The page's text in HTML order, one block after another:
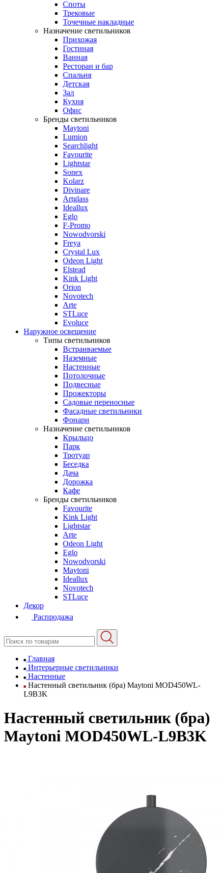
Споты
Трековые
Точечные накладные
Назначение светильников
Прихожая
Гостиная
Ванная
Ресторан и бар
Спальня
Детская
Зал
Кухня
Офис
Бренды светильников
Maytoni
Lumion
Searchlight
Favourite
Lightstar
Sonex
Kolarz
Divinare
Artglass
Ideallux
Eglo
F-Promo
Nowodvorski
Freya
Crystal Lux
Odeon Light
Elstead
Kink Light
Orion
Novotech
Arte
STLuce
Evoluce
Наружное освещение
Типы светильников
Встраиваемые
Наземные
Настенные
Потолочные
Подвесные
Прожекторы
Садовые переносные
Фасадные светильники
Фонари
Назначение светильников
Крыльцо
Парк
Тротуар
Беседка
Дача
Дорожка
Кафе
Бренды светильников
Favourite
Kink Light
Lightstar
Arte
Odeon Light
Eglo
Nowodvorski
Maytoni
Ideallux
Novotech
STLuce
Декор
Распродажа
Главная
Интерьерные светильники
Настенные
Настенный светильник (бра) Maytoni MOD450WL-
L9B3K
Настенный светильник (бра)
Maytoni MOD450WL-L9B3K